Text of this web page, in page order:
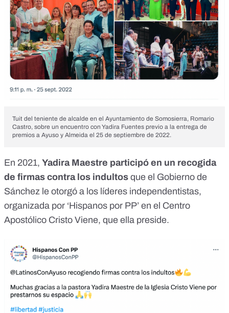
Tuit del teniente de alcalde en el Ayuntamiento de Somosierra, Romario
Castro, sobre un encuentro con Yadira Fuentes previo a la entrega de
premios a Ayuso y Almeida el 25 de septiembre de 2022.
En 2021, Yadira Maestre participó en un recogida
de firmas contra los indultos que el Gobierno de
Sánchez le otorgó a los líderes independentistas,
organizada por ‘Hispanos por PP’ en el Centro
Apostólico Cristo Viene, que ella preside.